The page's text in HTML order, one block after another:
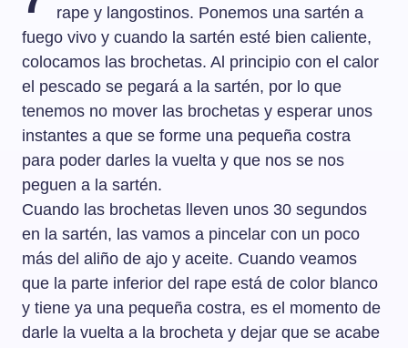
rape y langostinos. Ponemos una sartén a
fuego vivo y cuando la sartén esté bien caliente,
colocamos las brochetas. Al principio con el calor
el pescado se pegará a la sartén, por lo que
tenemos no mover las brochetas y esperar unos
instantes a que se forme una pequeña costra
para poder darles la vuelta y que nos se nos
peguen a la sartén.
Cuando las brochetas lleven unos 30 segundos
en la sartén, las vamos a pincelar con un poco
más del aliño de ajo y aceite. Cuando veamos
que la parte inferior del rape está de color blanco
y tiene ya una pequeña costra, es el momento de
darle la vuelta a la brocheta y dejar que se acabe